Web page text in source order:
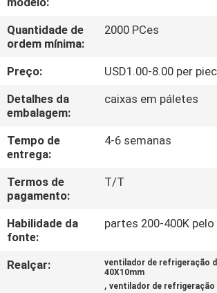
NÓS
EXCURSÃO
DA
FÁBRICA
CONTROLE
DA
QUALIDADE
CONTACTE-
NOS
Quantidade de
ordem mínima:
2000 PCes
Preço:
USD1.00-8.00 per
Detalhes da
embalagem:
caixas em páletes
Tempo de
entrega:
4-6 semanas
Termos de
pagamento:
T/T
Habilidade da
fonte:
partes 200-400K
Realçar:
ventilador de refrigeração
40X10mm
,ventilador de refrigeração